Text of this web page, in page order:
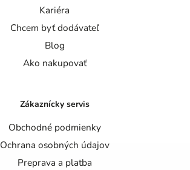
Kariéra
Chcem byť dodávateľ
Blog
Ako nakupovať
Zákaznícky servis
Obchodné podmienky
Ochrana osobných údajov
Preprava a platba